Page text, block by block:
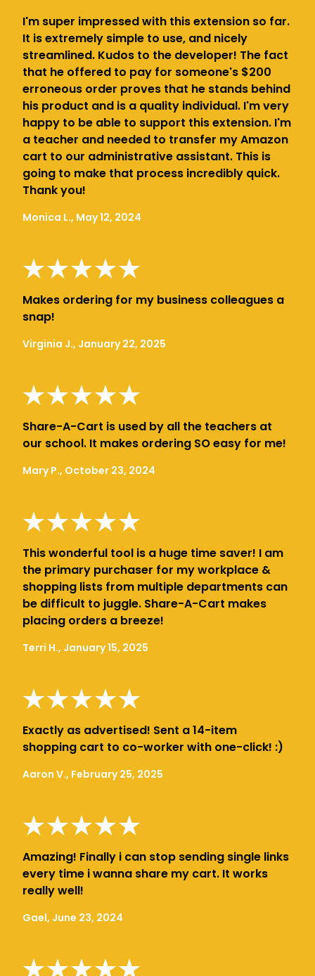
I'm super impressed with this extension so far.
It is extremely simple to use, and nicely
streamlined. Kudos to the developer! The fact
that he offered to pay for someone's $200
erroneous order proves that he stands behind
his product and is a quality individual. I'm very
happy to be able to support this extension. I'm
a teacher and needed to transfer my Amazon
cart to our administrative assistant. This is
going to make that process incredibly quick.
Thank you!
Monica L., May 12, 2024
Makes ordering for my business colleagues a
snap!
Virginia J., January 22, 2025
Share-A-Cart is used by all the teachers at
our school. It makes ordering SO easy for me!
Mary P., October 23, 2024
This wonderful tool is a huge time saver! I am
the primary purchaser for my workplace &
shopping lists from multiple departments can
be difficult to juggle. Share-A-Cart makes
placing orders a breeze!
Terri H., January 15, 2025
Exactly as advertised! Sent a 14-item
shopping cart to co-worker with one-click! :)
Aaron V., February 25, 2025
Amazing! Finally i can stop sending single links
every time i wanna share my cart. It works
really well!
Gael, June 23, 2024